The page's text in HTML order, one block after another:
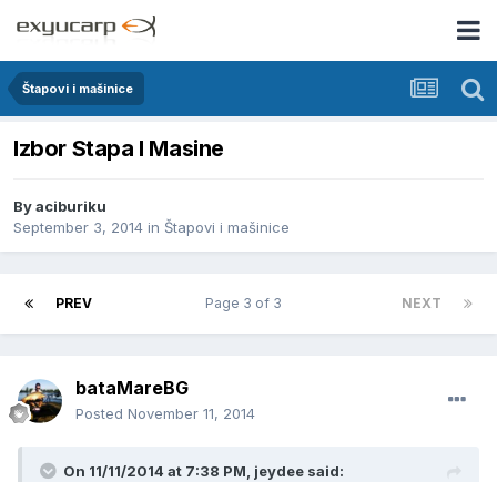
Štapovi i mašinice
Izbor Stapa I Masine
Byaciburiku
September 3, 2014 in Štapovi i mašinice
PREV NEXT
Page 3 of 3
bataMareBG
Posted November 11, 2014
On 11/11/2014 at 7:38 PM, jeydee said: